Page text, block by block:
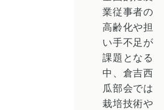
業従事者の
高齢化や担
い手不足が
課題となる
中、倉吉西
瓜部会では
栽培技術や